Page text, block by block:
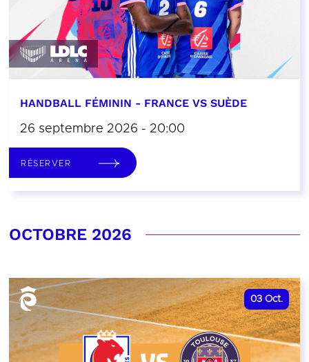
HANDBALL FÉMININ - FRANCE VS SUÈDE
26 septembre 2026 - 20:00
RÉSERVER
OCTOBRE 2026
03 Oct.